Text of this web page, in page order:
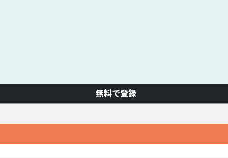
無料で登録